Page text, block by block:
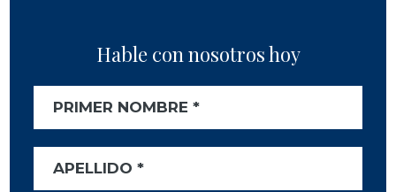
Hable con nosotros hoy